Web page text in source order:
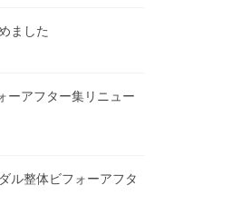
ました
ーアフター集リニュー
ル整体ビフォーアフタ